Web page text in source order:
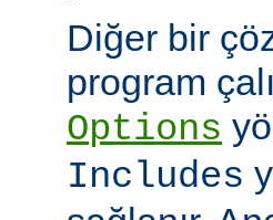
Diğer bir
program
Options
Includes